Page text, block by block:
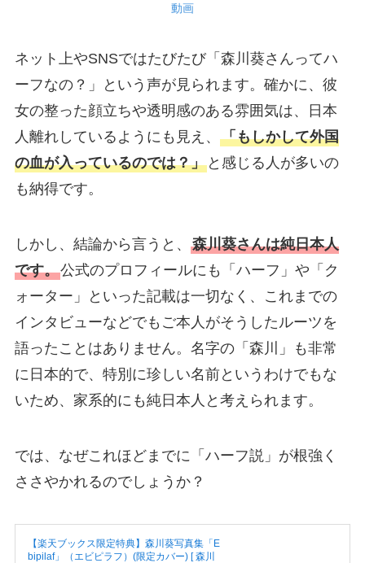
動画
ネット上やSNSではたびたび「森川葵さんってハ
ーフなの？」という声が見られます。確かに、彼
女の整った顔立ちや透明感のある雰囲気は、日本
人離れしているようにも見え、 「もしかして外国
の血が入っているのでは？」と感じる人が多いの
も納得です。
しかし、結論から言うと、 森川葵さんは純日本人
です。公式のプロフィールにも「ハーフ」や「ク
ォーター」といった記載は一切なく、これまでの
インタビューなどでもご本人がそうしたルーツを
語ったことはありません。名字の「森川」も非常
に日本的で、特別に珍しい名前というわけでもな
いため、家系的にも純日本人と考えられます。
では、なぜこれほどまでに「ハーフ説」が根強く
ささやかれるのでしょうか？
【楽天ブックス限定特典】森川葵写真集「E
bipilaf」（エビピラフ）(限定カバー) [ 森川